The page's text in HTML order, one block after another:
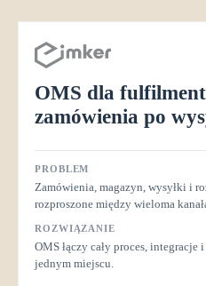
OMS dla
zamówienia po
PROBLEM
Zamówienia, magazyn, wysyłki i
rozproszone między wieloma
ROZWIĄZANIE
OMS łączy cały proces, integracje
jednym miejscu.